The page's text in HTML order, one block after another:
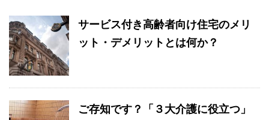
サービス付き高齢者向け住宅のメリ
ット・デメリットとは何か？
ご存知です？「３大介護に役立つ」